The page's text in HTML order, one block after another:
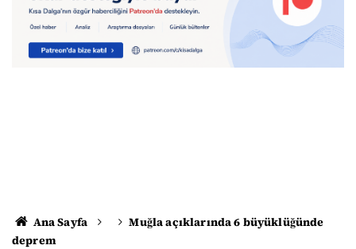
Ana Sayfa
Muğla açıklarında 6 büyüklüğünde
deprem